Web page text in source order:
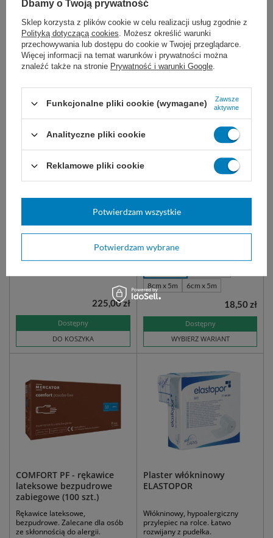
Zobacz podobne:
System do
kompresjoterapii. Składa się z
Dostępny
DO KOSZYKA
225,00 zł
Opaska tkana ROSIDAL K -
ruchów pewnych części ciała,
mocowania opatrunków.
8cm x 5m
6cm x 5m
Dostępny
WYBIERZ WARIANT
18,50 zł
COMFORT PF - rękawice
lateksowe bezpudrowe
zabiegowe (100 szt.)
Rękawice lateksowe,
bezpudrowe. Zalecane dla osób
ze skłonnością do alergii.
Plaster włókninowy
ELASTOPOR
Włókninowy, hypoalergiczny
przylepiec na rolce. Łatwo
rozwijany z pudełka.
Dbamy o Twoją prywatność
Sklep korzysta z plików cookie w celu realizacji usług zgodnie z
Polityką dotyczącą cookies. Możesz określić warunki
przechowywania lub dostępu do cookie w Twojej przeglądarce.
Więcej informacji na temat warunków i prywatności można
znaleźć także na stronie Prywatność i warunki Google.
Funkcjonalne pliki cookie (wymagane)
Zawsze
aktywne
Analityczne pliki cookie
Reklamowe pliki cookie
Potwierdzam wybrane
Potwierdzam wszystkie